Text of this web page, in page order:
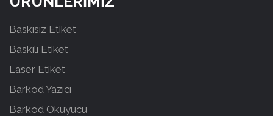
Baskısız Etiket
Baskılı Etiket
Laser Etiket
Barkod Yazıcı
Barkod Okuyucu